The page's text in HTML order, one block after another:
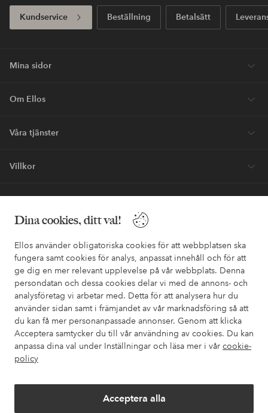
Dina cookies, ditt val!
Ellos använder obligatoriska cookies för att webbplatsen ska
fungera samt cookies för analys, anpassat innehåll och för att
ge dig en mer relevant upplevelse på vår webbplats. Denna
persondatan och dessa cookies delar vi med de annons- och
analysföretag vi arbetar med. Detta för att analysera hur du
använder sidan samt i främjandet av vår marknadsföring så att
du kan få mer personanpassade annonser. Genom att klicka
Acceptera samtycker du till vår användning av cookies. Du kan
anpassa dina val under Inställningar och läsa mer i vår cookie-
policy
Acceptera alla
Kundservice Beställning Betalsätt
Mina sidor
Om Ellos
Våra tjänster
Villkor
Vänner
Säkra betalningar - Betala direkt eller dela upp
Vill du veta mer om våra betalalternativ?
elpy elpy